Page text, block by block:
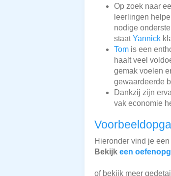
Op zoek naar
leerlingen
nodige
staatYannick
Tom is een
haalt veel
gemak voelen
gewaardeerde
Dankzij zijn
vak economie
Hieronder vind je
Bekijk een
of bekijk meer